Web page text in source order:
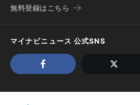
無料登録はこちら
マイナビニュース 公式SNS